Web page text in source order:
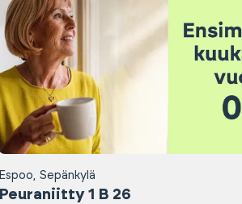
Espoo, Sepänkylä
Peuraniitty 1 B 26